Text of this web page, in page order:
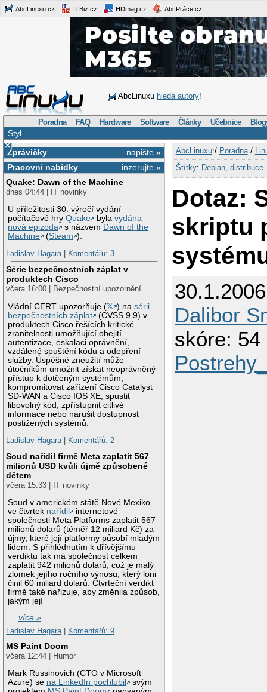
AbcLinuxu.cz ITBiz.cz HDmag.cz AbcPráce.cz
AbcLinuxu hledá autory!
Poradna FAQ Hardware Software Články Učebnice
Styl
×
napište »
Zprávičky
inzerujte »
Pracovní nabídky
Quake: Dawn of the Machine
dnes 04:44 | IT novinky
U příležitosti 30. výročí vydání
počítačové hryQuake bylavydána
nová epizoda
s názvem Dawn of the
Machine
(Steam ).
Ladislav Hagara| Komentářů: 3
Série bezpečnostních záplat v
produktech Cisco
včera 16:00 | Bezpečnostní upozornění
Vládní CERT upozorňuje (𝕏 ) nasérii
bezpečnostních záplat
(CVSS 9.9) v
produktech Cisco řešících kritické
zranitelnosti umožňující obejití
autentizace, eskalaci oprávnění,
vzdálené spuštění kódu a odepření
služby. Úspěšné zneužití může
útočníkům umožnit získat neoprávněný
přístup k dotčeným systémům,
kompromitovat zařízení Cisco Catalyst
SD-WAN a Cisco IOS XE, spustit
libovolný kód, zpřístupnit citlivé
informace nebo narušit dostupnost
postižených systémů.
Ladislav Hagara| Komentářů: 2
Soud nařídil firmě Meta zaplatit 567
milionů USD kvůli újmě způsobené
dětem
včera 15:33 | IT novinky
Soud v americkém státě Nové Mexiko
ve čtvrtek nařídil
internetové
společnosti Meta Platforms zaplatit 567
milionů dolarů (téměř 12 miliard Kč) za
újmy, které její platformy působí mladým
lidem. S přihlédnutím k dřívějšímu
verdiktu tak má společnost celkem
zaplatit 942 milionů dolarů, což je malý
zlomek jejího ročního výnosu, který loni
činil 60 miliard dolarů. Čtvrteční verdikt
firmě také nařizuje, aby změnila způsob,
jakým její
…více »
Ladislav Hagara
Komentářů: 9
MS Paint Doom
včera 12:44 | Humor
Mark Russinovich (CTO v Microsoft
Azure) se na LinkedIn pochlubil
svým
AbcLinuxu:/ Poradna/
Štítky: Debian, distribuce
Dotaz:
skriptu
Dalibor
skóre: 54